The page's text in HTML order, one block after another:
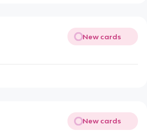
New cards
New cards